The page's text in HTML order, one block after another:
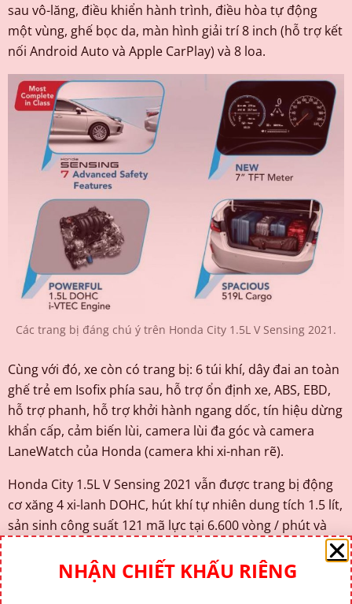
sau vô-lăng, điều khiển hành trình, điều hòa tự động
một vùng, ghế bọc da, màn hình giải trí 8 inch (hỗ trợ kết
nối Android Auto và Apple CarPlay) và 8 loa.
Các trang bị đáng chú ý trên Honda City 1.5L V Sensing 2021.
Cùng với đó, xe còn có trang bị: 6 túi khí, dây đai an toàn
ghế trẻ em Isofix phía sau, hỗ trợ ổn định xe, ABS, EBD,
hỗ trợ phanh, hỗ trợ khởi hành ngang dốc, tín hiệu dừng
khẩn cấp, cảm biến lùi, camera lùi đa góc và camera
LaneWatch của Honda (camera khi xi-nhan rẽ).
Honda City 1.5L V Sensing 2021 vẫn được trang bị động
cơ xăng 4 xi-lanh DOHC, hút khí tự nhiên dung tích 1.5 lít,
sản sinh công suất 121 mã lực tại 6.600 vòng / phút và
mô-men xoắn 145 Nm, với hệ dẫn động cầu trước là hộp
số tự động vô cấp CVT.
NHẬN CHIẾT KHẤU RIÊNG